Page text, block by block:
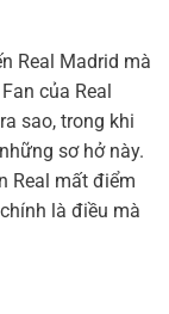
Real Madrid mà
của Real
sao, trong khi
sơ hở này.
Real mất điểm
là điều mà